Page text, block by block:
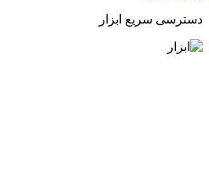
دسترسی سریع ابزار